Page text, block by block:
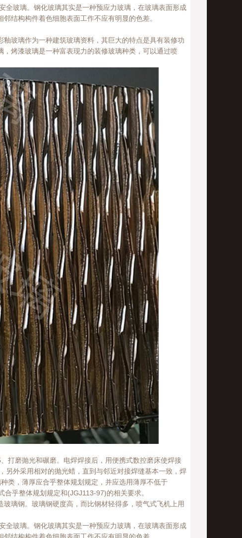
全玻璃。钢化玻璃其实是一种预应力玻璃，在玻璃表面形成
结构构件着色细胞表面工作不应有明显的色差。
玻璃作为一种建筑玻璃资料，其巨大的特点是具有装修功
烤漆玻璃是一种富表现力的装修玻璃种类，可以通过喷
打磨抛光和碾磨。电焊焊接后，用便携式数控磨床使焊接
另外采用相对的抛光蜡，直到与邻近对接焊缝基本一致，焊
类，薄厚应合乎整体规划规定，并应选用薄厚不低于
乎整体规划规定和(JGJ113-97)的相关要求。
璃钢。玻璃钢硬度高，而比钢材轻得多，喷气式飞机上用
全玻璃。钢化玻璃其实是一种预应力玻璃，在玻璃表面形成